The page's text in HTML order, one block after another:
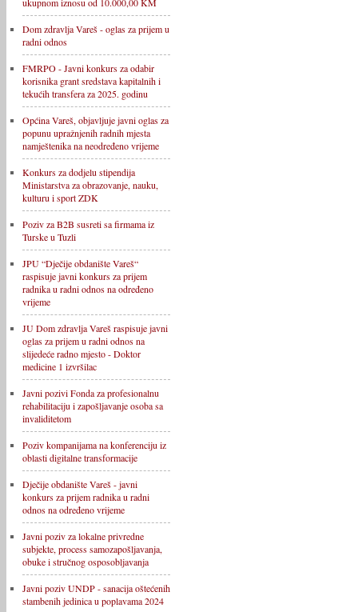
Dom zdravlja Vareš - oglas za prijem u
radni odnos
FMRPO - Javni konkurs za odabir
korisnika grant sredstava kapitalnih i
tekućih transfera za 2025. godinu
Općina Vareš, objavljuje javni oglas za
popunu upražnjenih radnih mjesta
namještenika na neodređeno vrijeme
Konkurs za dodjelu stipendija
Ministarstva za obrazovanje, nauku,
kulturu i sport ZDK
Poziv za B2B susreti sa firmama iz
Turske u Tuzli
JPU “Dječije obdanište Vareš“
raspisuje javni konkurs za prijem
radnika u radni odnos na određeno
vrijeme
JU Dom zdravlja Vareš raspisuje javni
oglas za prijem u radni odnos na
slijedeće radno mjesto - Doktor
medicine 1 izvršilac
Javni pozivi Fonda za profesionalnu
rehabilitaciju i zapošljavanje osoba sa
invaliditetom
Poziv kompanijama na konferenciju iz
oblasti digitalne transformacije
Dječije obdanište Vareš - javni
konkurs za prijem radnika u radni
odnos na određeno vrijeme
Javni poziv za lokalne privredne
subjekte, process samozapošljavanja,
obuke i stručnog osposobljavanja
Javni poziv UNDP - sanacija oštećenih
stambenih jedinica u poplavama 2024